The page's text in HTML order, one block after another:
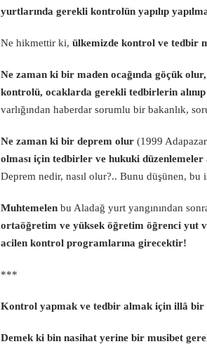
yurtlarında gerekli kontrolün yapılıp
Ne hikmettir ki, ülkemizde kontrol ve tedbir
Ne zaman ki bir maden ocağında göçük olur,
kontrolü, ocaklarda gerekli tedbirlerin alınıp
varlığından haberdar sorumlu bir bakanlık,
Ne zaman ki bir deprem olur (1999
olması için tedbirler ve hukuki
Deprem nedir, nasıl olur?.. Bunu düşünen,
Muhtemelen bu Aladağ yurt yangınından
ortaöğretim ve yüksek öğretim öğrenci yut
acilen kontrol programlarına girecektir!
***
Kontrol yapmak ve tedbir almak için illâ bir
Demek ki bin nasihat yerine bir musibet